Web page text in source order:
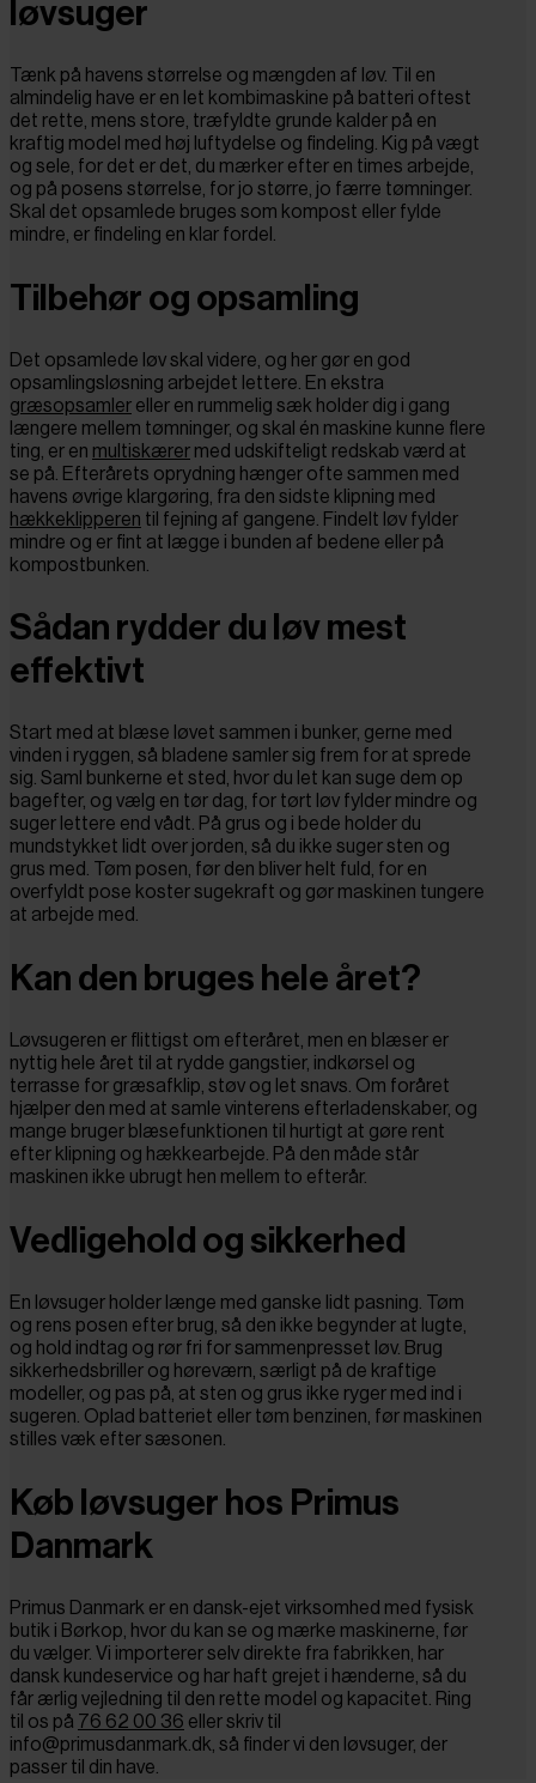
løvsuger
Tænk på havens størrelse og mængden af løv. Til en
almindelig have er en let kombimaskine på batteri oftest
det rette, mens store, træfyldte grunde kalder på en
kraftig model med høj luftydelse og findeling. Kig på vægt
og sele, for det er det, du mærker efter en times arbejde,
og på posens størrelse, for jo større, jo færre tømninger.
Skal det opsamlede bruges som kompost eller fylde
mindre, er findeling en klar fordel.
Tilbehør og opsamling
Det opsamlede løv skal videre, og her gør en god
opsamlingsløsning arbejdet lettere. En ekstra
græsopsamler eller en rummelig sæk holder dig i gang
længere mellem tømninger, og skal én maskine kunne flere
ting, er en multiskærer med udskifteligt redskab værd at
se på. Efterårets oprydning hænger ofte sammen med
havens øvrige klargøring, fra den sidste klipning med
hækkeklipperen til fejning af gangene. Findelt løv fylder
mindre og er fint at lægge i bunden af bedene eller på
kompostbunken.
Sådan rydder du løv mest
effektivt
Start med at blæse løvet sammen i bunker, gerne med
vinden i ryggen, så bladene samler sig frem for at sprede
sig. Saml bunkerne et sted, hvor du let kan suge dem op
bagefter, og vælg en tør dag, for tørt løv fylder mindre og
suger lettere end vådt. På grus og i bede holder du
mundstykket lidt over jorden, så du ikke suger sten og
grus med. Tøm posen, før den bliver helt fuld, for en
overfyldt pose koster sugekraft og gør maskinen tungere
at arbejde med.
Kan den bruges hele året?
Løvsugeren er flittigst om efteråret, men en blæser er
nyttig hele året til at rydde gangstier, indkørsel og
terrasse for græsafklip, støv og let snavs. Om foråret
hjælper den med at samle vinterens efterladenskaber, og
mange bruger blæsefunktionen til hurtigt at gøre rent
efter klipning og hækkearbejde. På den måde står
maskinen ikke ubrugt hen mellem to efterår.
Vedligehold og sikkerhed
En løvsuger holder længe med ganske lidt pasning. Tøm
og rens posen efter brug, så den ikke begynder at lugte,
og hold indtag og rør fri for sammenpresset løv. Brug
sikkerhedsbriller og høreværn, særligt på de kraftige
modeller, og pas på, at sten og grus ikke ryger med ind i
sugeren. Oplad batteriet eller tøm benzinen, før maskinen
stilles væk efter sæsonen.
Køb løvsuger hos Primus
Danmark
Primus Danmark er en dansk-ejet virksomhed med fysisk
butik i Børkop, hvor du kan se og mærke maskinerne, før
du vælger. Vi importerer selv direkte fra fabrikken, har
dansk kundeservice og har haft grejet i hænderne, så du
får ærlig vejledning til den rette model og kapacitet. Ring
til os på 76 62 00 36 eller skriv til
info@primusdanmark.dk, så finder vi den løvsuger, der
passer til din have.